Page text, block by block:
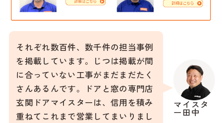
マイスタ
ー田中
それぞれ数百件、数千件の担当事例
を掲載しています。じつは掲載が間
に合っていない工事がまだまだたく
さんあるんです。ドアと窓の専門店
玄関ドアマイスターは、信用を積み
重ねてこれまで営業してまいりまし